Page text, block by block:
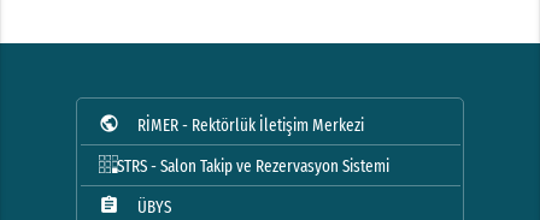
public
RİMER - Rektörlük İletişim Merkezi
STRS - Salon Takip ve Rezervasyon Sistemi
assignment
ÜBYS